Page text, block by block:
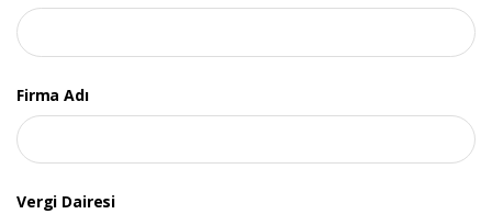
Firma Adı
Vergi Dairesi